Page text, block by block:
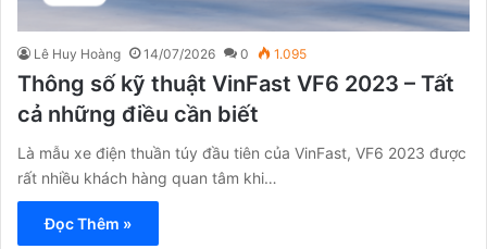
Lê Huy Hoàng 14/07/2026 0 1.095
Thông số kỹ thuật VinFast VF6 2023 – Tất
cả những điều cần biết
Là mẫu xe điện thuần túy đầu tiên của VinFast, VF6 2023 được
rất nhiều khách hàng quan tâm khi…
Đọc Thêm »